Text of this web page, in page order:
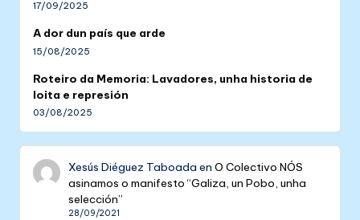
17/09/2025
A dor dun país que arde
15/08/2025
Roteiro da Memoria: Lavadores, unha historia de
loita e represión
03/08/2025
Xesús Diéguez Taboada enO Colectivo NÓS
asinamos o manifesto “Galiza, un Pobo, unha
selección”
28/09/2021